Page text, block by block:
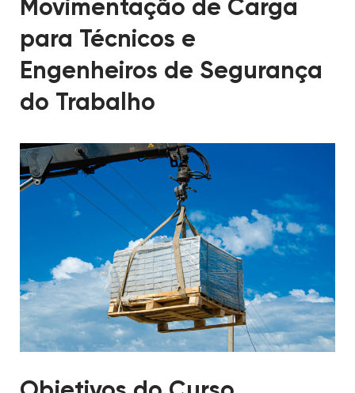
Movimentação de Carga
para Técnicos e
Engenheiros de Segurança
do Trabalho